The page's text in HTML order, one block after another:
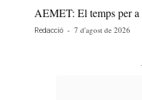
AEMET: El temps per
Redacció - 7 d'agost de 2026